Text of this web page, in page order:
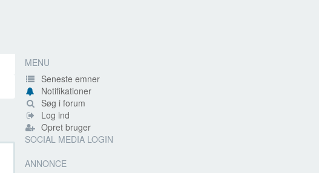
MENU
Seneste emner
Notifikationer
Søg i forum
Log ind
Opret bruger
SOCIAL MEDIA LOGIN
ANNONCE